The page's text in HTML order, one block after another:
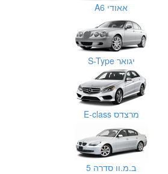
אאודי A6
יגואר S-Type
מרצדס E-class
ב.מ.וו סדרה 5